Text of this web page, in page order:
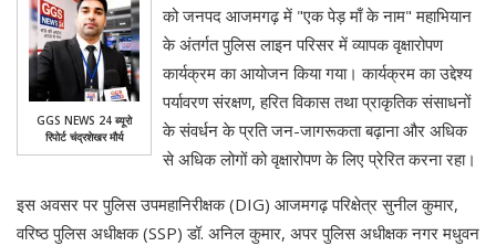
GGS NEWS 24 ब्यूरो
रिपोर्ट चंद्रशेखर मौर्य
को जनपद आजमगढ़ में "एक पेड़ माँ के नाम" महाभियान
के अंतर्गत पुलिस लाइन परिसर में व्यापक वृक्षारोपण
कार्यक्रम का आयोजन किया गया। कार्यक्रम का उद्देश्य
पर्यावरण संरक्षण, हरित विकास तथा प्राकृतिक संसाधनों
के संवर्धन के प्रति जन-जागरूकता बढ़ाना और अधिक
से अधिक लोगों को वृक्षारोपण के लिए प्रेरित करना रहा।
इस अवसर पर पुलिस उपमहानिरीक्षक (DIG) आजमगढ़ परिक्षेत्र सुनील कुमार,
वरिष्ठ पुलिस अधीक्षक (SSP) डॉ. अनिल कुमार, अपर पुलिस अधीक्षक नगर मधुवन